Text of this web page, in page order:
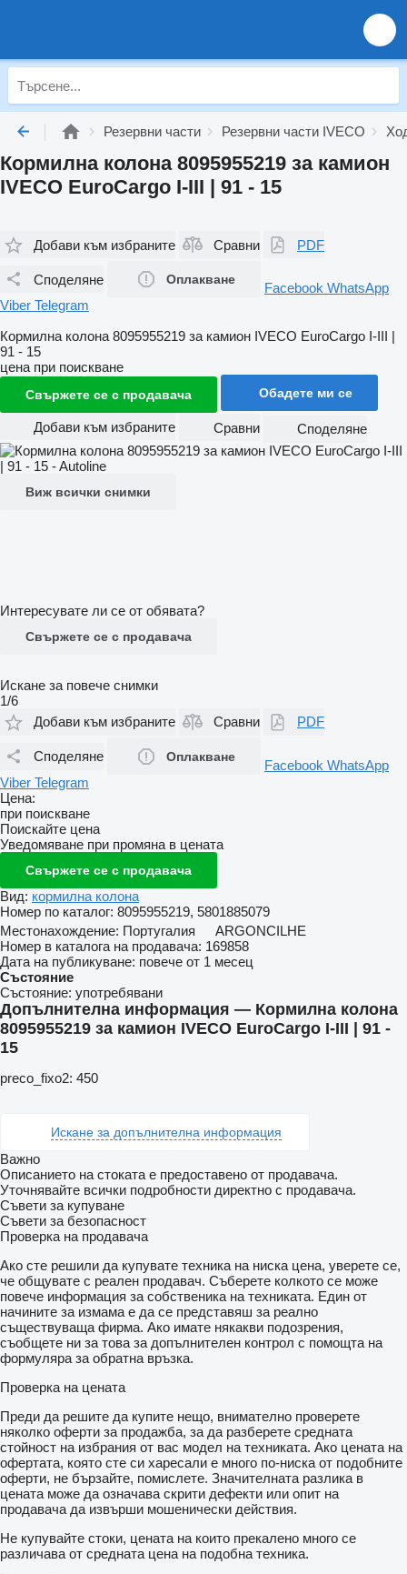
Резервни части Резервни части IVECO
Кормилна колона 8095955219 за камион
IVECO EuroCargo I-III | 91 - 15
Добави към избраните Сравни PDF
Споделяне Оплакване
Facebook WhatsApp
Viber Telegram
Кормилна колона 8095955219 за камион IVECO EuroCargo I-III |
91 - 15
цена при поискване
Свържете се с продавача Обадете ми се
Добави към избраните Сравни Споделяне
Виж всички снимки
Интересувате ли се от обявата?
Свържете се с продавача
Искане за повече снимки
1/6
Добави към избраните
Сравни PDF
Споделяне Оплакване
Facebook WhatsApp
Viber Telegram
Цена:
при поискване
Поискайте цена
Уведомяване при промяна в цената
Свържете се с продавача
Вид: кормилна колона
Номер по каталог: 8095955219, 5801885079
Местонахождение: Португалия
ARGONCILHE
Номер в каталога на продавача: 169858
Дата на публикуване: повече от 1 месец
Състояние
Състояние: употребявани
Допълнителна информация — Кормилна колона
8095955219 за камион IVECO EuroCargo I-III | 91 -
15
preco_fixo2: 450
Искане за допълнителна информация
Важно
Описанието на стоката е предоставено от продавача.
Уточнявайте всички подробности директно с продавача.
Съвети за купуване
Съвети за безопасност
Проверка на продавача
Ако сте решили да купувате техника на ниска цена, уверете се,
че общувате с реален продавач. Съберете колкото се може
повече информация за собственика на техниката. Един от
начините за измама е да се представяш за реално
съществуваща фирма. Ако имате някакви подозрения,
съобщете ни за това за допълнителен контрол с помощта на
формуляра за обратна връзка.
Проверка на цената
Преди да решите да купите нещо, внимателно проверете
няколко оферти за продажба, за да разберете средната
стойност на избрания от вас модел на техниката. Ако цената на
офертата, която сте си харесали е много по-ниска от подобните
оферти, не бързайте, помислете. Значителната разлика в
цената може да означава скрити дефекти или опит на
продавача да извърши мошенически действия.
Не купувайте стоки, цената на които прекалено много се
различава от средната цена на подобна техника.